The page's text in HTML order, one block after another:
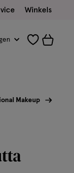
Winkels
Makeup